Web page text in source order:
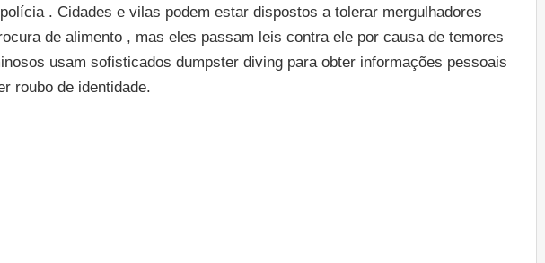
. Cidades e vilas podem estar dispostos a tolerar mergulhadores
de alimento , mas eles passam leis contra ele por causa de temores
usam sofisticados dumpster diving para obter informações pessoais
roubo de identidade.